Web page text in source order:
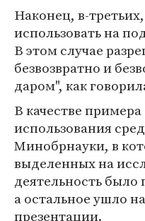
Наконец, в-
использовать на
В этом случае
безвозвратно и
даром", как
В качестве примера
использования
Минобрнауки, в
выделенных на
деятельность было
а остальное ушло
презентации.